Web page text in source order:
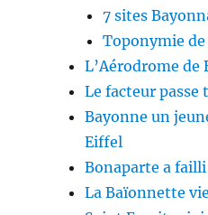
7 sites
Toponymie de
L’Aérodrome de
Le facteur passe
Bayonne un
Eiffel
Bonaparte a failli
La Baïonnette